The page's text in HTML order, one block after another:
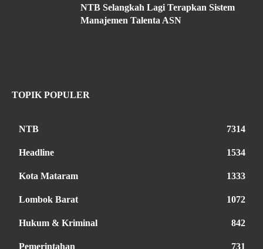
NTB Selangkah Lagi Terapkan Sistem
Manajemen Talenta ASN
TOPIK POPULER
NTB 7314
Headline 1534
Kota Mataram 1333
Lombok Barat 1072
Hukum & Kriminal 842
Pemerintahan 731